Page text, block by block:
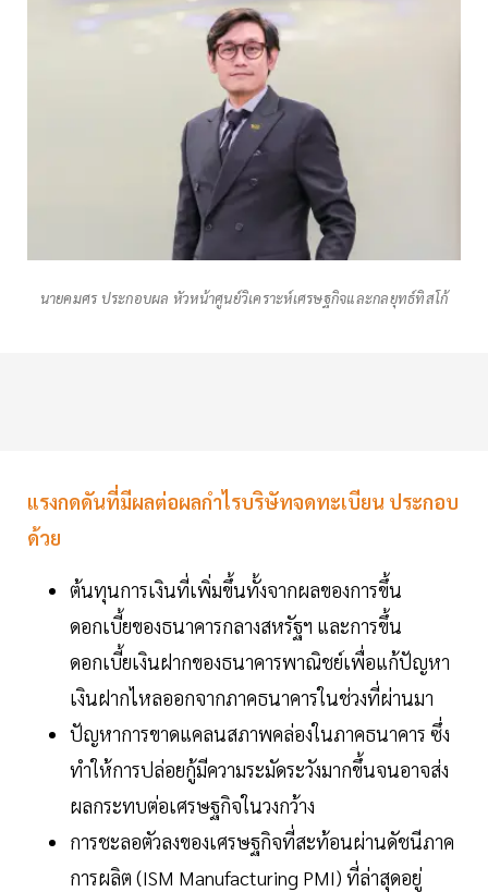
นายคมศร ประกอบผล หัวหน้าศูนย์วิเคราะห์เศรษฐกิจและกลยุทธ์ทิสโก้
แรงกดดันที่มีผลต่อผลกำไรบริษัทจดทะเบียน ประกอบ
ด้วย
ต้นทุนการเงินที่เพิ่มขึ้นทั้งจากผลของการขึ้น
ดอกเบี้ยของธนาคารกลางสหรัฐฯ และการขึ้น
ดอกเบี้ยเงินฝากของธนาคารพาณิชย์เพื่อแก้ปัญหา
เงินฝากไหลออกจากภาคธนาคารในช่วงที่ผ่านมา
ปัญหาการขาดแคลนสภาพคล่องในภาคธนาคาร ซึ่ง
ทำให้การปล่อยกู้มีความระมัดระวังมากขึ้นจนอาจส่ง
ผลกระทบต่อเศรษฐกิจในวงกว้าง
การชะลอตัวลงของเศรษฐกิจที่สะท้อนผ่านดัชนีภาค
การผลิต (ISM Manufacturing PMI) ที่ล่าสุดอยู่